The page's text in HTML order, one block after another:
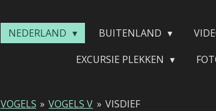
NEDERLAND BUITENLAND
EXCURSIE PLEKKEN
VOGELS » VOGELS V » VISDIEF